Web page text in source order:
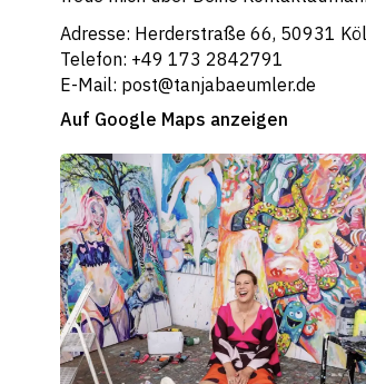
Adresse: Herderstraße 66, 50931
Telefon: +49 173 2842791
E-Mail: post@tanjabaeumler.de
Auf Google Maps anzeigen